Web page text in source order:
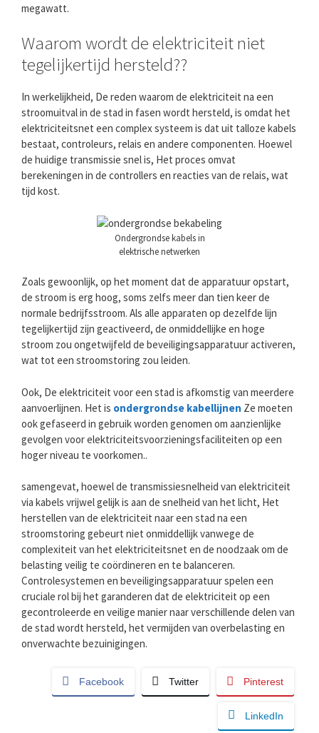
megawatt.
Waarom wordt de elektriciteit niet
tegelijkertijd hersteld??
In werkelijkheid, De reden waarom de elektriciteit na een
stroomuitval in de stad in fasen wordt hersteld, is omdat het
elektriciteitsnet een complex systeem is dat uit talloze kabels
bestaat, controleurs, relais en andere componenten. Hoewel
de huidige transmissie snel is, Het proces omvat
berekeningen in de controllers en reacties van de relais, wat
tijd kost.
Ondergrondse kabels in
elektrische netwerken
Zoals gewoonlijk, op het moment dat de apparatuur opstart,
de stroom is erg hoog, soms zelfs meer dan tien keer de
normale bedrijfsstroom. Als alle apparaten op dezelfde lijn
tegelijkertijd zijn geactiveerd, de onmiddellijke en hoge
stroom zou ongetwijfeld de beveiligingsapparatuur activeren,
wat tot een stroomstoring zou leiden.
Ook, De elektriciteit voor een stad is afkomstig van meerdere
aanvoerlijnen. Het is ondergrondse kabellijnen Ze moeten
ook gefaseerd in gebruik worden genomen om aanzienlijke
gevolgen voor elektriciteitsvoorzieningsfaciliteiten op een
hoger niveau te voorkomen..
samengevat, hoewel de transmissiesnelheid van elektriciteit
via kabels vrijwel gelijk is aan de snelheid van het licht, Het
herstellen van de elektriciteit naar een stad na een
stroomstoring gebeurt niet onmiddellijk vanwege de
complexiteit van het elektriciteitsnet en de noodzaak om de
belasting veilig te coördineren en te balanceren.
Controlesystemen en beveiligingsapparatuur spelen een
cruciale rol bij het garanderen dat de elektriciteit op een
gecontroleerde en veilige manier naar verschillende delen van
de stad wordt hersteld, het vermijden van overbelasting en
onverwachte bezuinigingen.
Facebook Twitter Pinterest
LinkedIn